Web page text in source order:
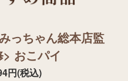
っちゃん総本店監
> おこパイ
円(税込)